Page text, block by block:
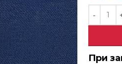
При